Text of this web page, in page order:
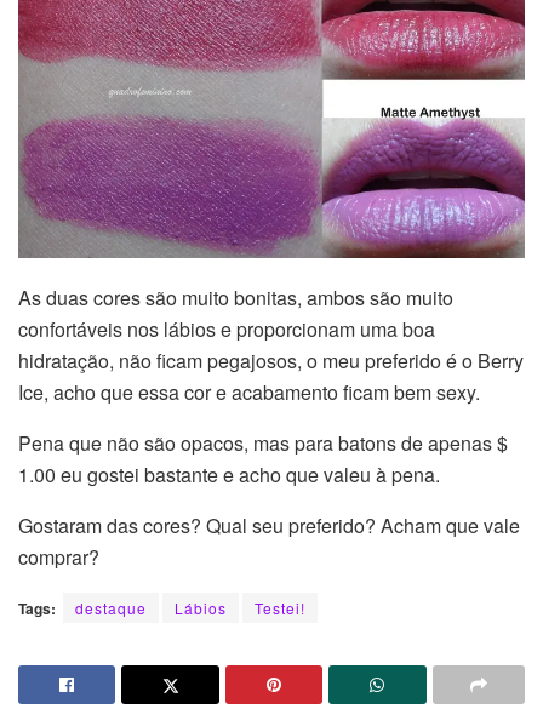
As duas cores são muito bonitas, ambos são muito
confortáveis nos lábios e proporcionam uma boa
hidratação, não ficam pegajosos, o meu preferido é o Berry
Ice, acho que essa cor e acabamento ficam bem sexy.
Pena que não são opacos, mas para batons de apenas $
1.00 eu gostei bastante e acho que valeu à pena.
Gostaram das cores? Qual seu preferido? Acham que vale
comprar?
Tags: destaque Lábios Testei!